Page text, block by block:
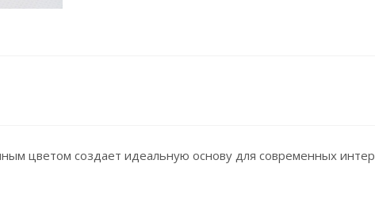
цветом создает идеальную основу для современных